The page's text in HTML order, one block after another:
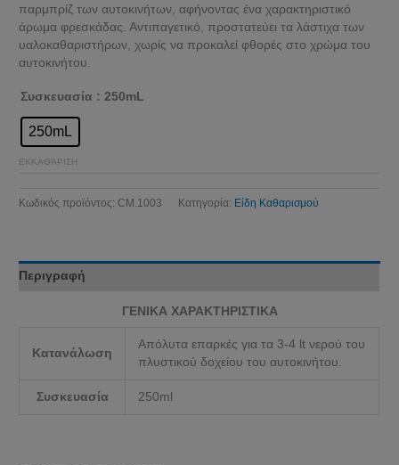
παρμπρίζ των αυτοκινήτων, αφήνοντας ένα χαρακτηριστικό
άρωμα φρεσκάδας. Αντιπαγετικό, προστατεύει τα λάστιχα των
υαλοκαθαριστήρων, χωρίς να προκαλεί φθορές στο χρώμα του
αυτοκινήτου.
Συσκευασία : 250mL
250mL
ΕΚΚΑΘΆΡΙΣΗ
Κωδικός προϊόντος: CM.1003 Κατηγορία: Είδη Καθαρισμού
Περιγραφή
ΓΕΝΙΚΑ ΧΑΡΑΚΤΗΡΙΣΤΙΚΑ
Κατανάλωση
Απόλυτα επαρκές για τα 3-4 lt νερού του
πλυστικού δοχείου του αυτοκινήτου.
Συσκευασία 250ml